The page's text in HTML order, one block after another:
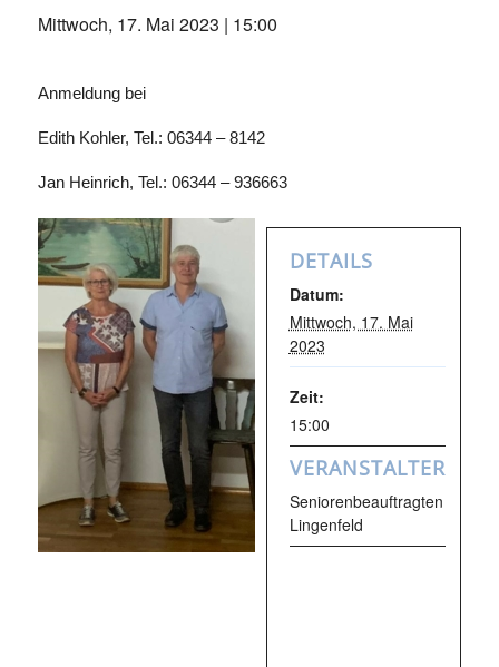
Mittwoch, 17. Mai 2023 | 15:00
Anmeldung bei
Edith Kohler, Tel.: 06344 – 8142
Jan Heinrich, Tel.: 06344 – 936663
DETAILS
Datum:
Mittwoch, 17. Mai
2023
Zeit:
15:00
VERANSTALTER
Seniorenbeauftragten
Lingenfeld